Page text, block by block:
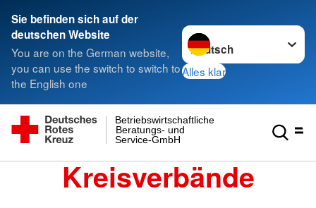
Sie befinden sich auf der
deutschen Website
You are on the German website,
you can use the switch to switch to
the English one
Sprache wechseln zu
Alles klar
Service-GmbH
Beratungs- und
Betriebswirtschaftliche
Kreisverbände